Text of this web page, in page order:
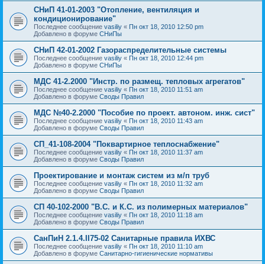
СНиП 41-01-2003 "Отопление, вентиляция и
кондиционирование"
Последнее сообщение vasiliy « Пн окт 18, 2010 12:50 pm
Добавлено в форуме СНиПы
СНиП 42-01-2002 Газораспределительные системы
Последнее сообщение vasiliy « Пн окт 18, 2010 12:44 pm
Добавлено в форуме СНиПы
МДС 41-2.2000 "Инстр. по размещ. тепловых агрегатов"
Последнее сообщение vasiliy « Пн окт 18, 2010 11:51 am
Добавлено в форуме Своды Правил
МДС №40-2.2000 "Пособие по проект. автоном. инж. сист"
Последнее сообщение vasiliy « Пн окт 18, 2010 11:43 am
Добавлено в форуме Своды Правил
СП_41-108-2004 "Поквартирное теплоснабжение"
Последнее сообщение vasiliy « Пн окт 18, 2010 11:37 am
Добавлено в форуме Своды Правил
Проектирование и монтаж систем из м/п труб
Последнее сообщение vasiliy « Пн окт 18, 2010 11:32 am
Добавлено в форуме Своды Правил
СП 40-102-2000 "В.С. и К.С. из полимерных материалов"
Последнее сообщение vasiliy « Пн окт 18, 2010 11:18 am
Добавлено в форуме Своды Правил
СанПиН 2.1.4.II75-02 Санитарные правила ИХВС
Последнее сообщение vasiliy « Пн окт 18, 2010 11:10 am
Добавлено в форуме Санитарно-гигиенические нормативы